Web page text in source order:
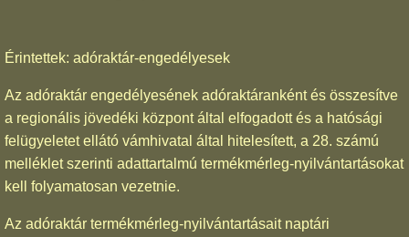
Érintettek: adóraktár-engedélyesek
Az adóraktár engedélyesének adóraktáranként és összesítve
a regionális jövedéki központ által elfogadott és a hatósági
felügyeletet ellátó vámhivatal által hitelesített, a 28. számú
melléklet szerinti adattartalmú termékmérleg-nyilvántartásokat
kell folyamatosan vezetnie.
Az adóraktár termékmérleg-nyilvántartásait naptári